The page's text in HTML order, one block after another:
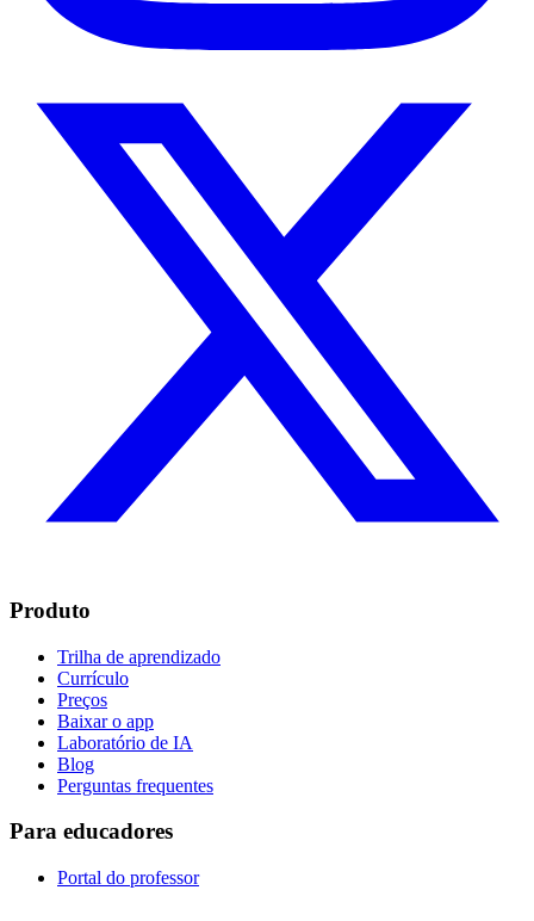
Produto
Trilha de aprendizado
Currículo
Preços
Baixar o app
Laboratório de IA
Blog
Perguntas frequentes
Para educadores
Portal do professor